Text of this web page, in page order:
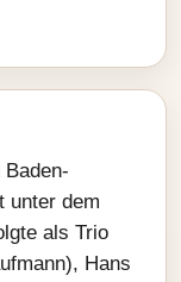
unter dem
als Trio
Hans